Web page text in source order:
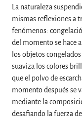
La naturaleza
mismas reflexiones a
fenómenos:
del momento se hace
los objetos
suaviza los colores
que el polvo de
momento después se
mediante la
desafiando la fuerza